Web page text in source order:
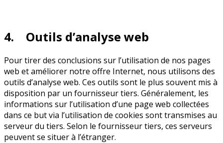
4. Outils d’analyse web
Pour tirer des conclusions sur l’utilisation de nos pages
web et améliorer notre offre Internet, nous utilisons des
outils d’analyse web. Ces outils sont le plus souvent mis à
disposition par un fournisseur tiers. Généralement, les
informations sur l’utilisation d’une page web collectées
dans ce but via l’utilisation de cookies sont transmises au
serveur du tiers. Selon le fournisseur tiers, ces serveurs
peuvent se situer à l’étranger.